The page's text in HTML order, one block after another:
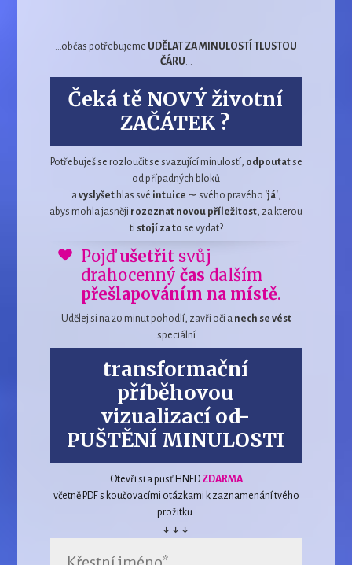
...občas potřebujeme UDĚLAT ZA MINULOSTÍ TLUSTOU
ČÁRU...
Čeká tě NOVÝživotní
ZAČÁTEK ?
Potřebuješ se rozloučit se svazující minulostí, odpoutatse
od případných bloků
a vyslyšet hlas své intuice ∼ svého pravého 'já',
abys mohla jasněji rozeznat novou příležitost , za kterou
ti stojí za to se vydat?
Pojďušetřitsvůj
drahocenný čas dalším
přešlapováním na místě.
Udělej si na 20 minut pohodlí, zavři oči a nech se vést
speciální
transformační
příběhovou
vizualizací od-
PUŠTĚNÍ MINULOSTI
Otevři si a pusť HNED ZDARMA
včetně PDF s koučovacími otázkami k zaznamenání tvého
prožitku.
↓ ↓ ↓